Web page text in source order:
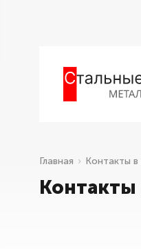
Главная Контакты